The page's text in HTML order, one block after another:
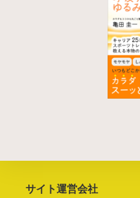
サイト運営会社